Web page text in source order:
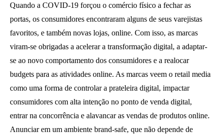
Quando a COVID-19 forçou o comércio físico a fechar as
portas, os consumidores encontraram alguns de seus varejistas
favoritos, e também novas lojas, online. Com isso, as marcas
viram-se obrigadas a acelerar a transformação digital, a adaptar-
se ao novo comportamento dos consumidores e a realocar
budgets para as atividades online. As marcas veem o retail media
como uma forma de controlar a prateleira digital, impactar
consumidores com alta intenção no ponto de venda digital,
entrar na concorrência e alavancar as vendas de produtos online.
Anunciar em um ambiente brand-safe, que não depende de